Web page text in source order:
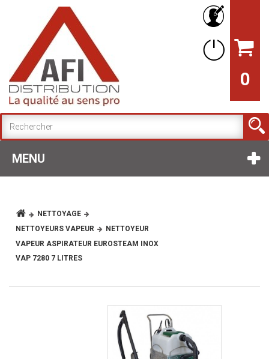
0
MENU
NETTOYAGE
NETTOYEURS VAPEUR
NETTOYEUR
VAPEUR ASPIRATEUR EUROSTEAM INOX
VAP 7280 7 LITRES